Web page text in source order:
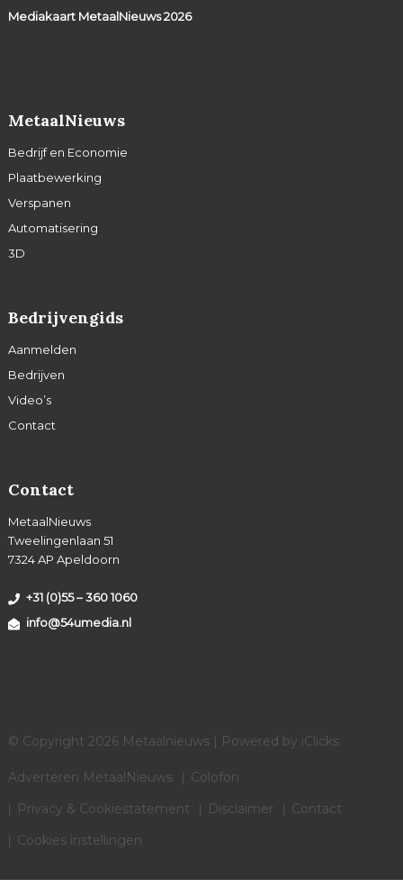
Mediakaart MetaalNieuws2026
MetaalNieuws
Bedrijf en Economie
Plaatbewerking
Verspanen
Automatisering
3D
Bedrijvengids
Aanmelden
Bedrijven
Video’s
Contact
Contact
MetaalNieuws
Tweelingenlaan 51
7324 AP Apeldoorn
+31 (0)55 – 360 1060
info@54umedia.nl
© Copyright 2026 Metaalnieuws | Powered by iClicks
Adverteren MetaalNieuws
Colofon
Privacy & Cookiestatement
Disclaimer
Contact
Cookies instellingen